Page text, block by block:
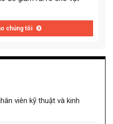
chúng tôi
viên kỹ thuật và kinh